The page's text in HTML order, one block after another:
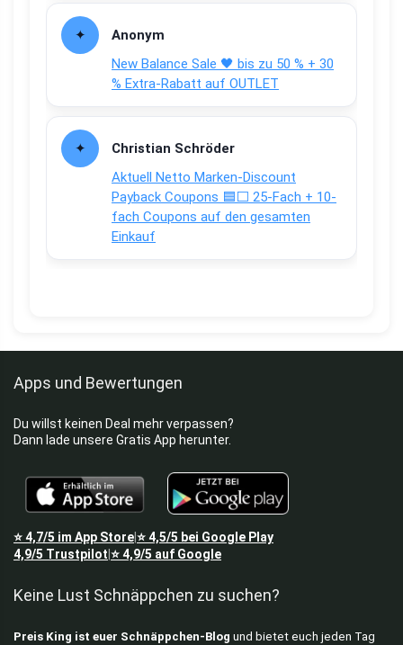
Anonym
New Balance Sale 🖤 bis zu 50 % + 30
% Extra-Rabatt auf OUTLET
Christian Schröder
Aktuell Netto Marken-Discount
Payback Coupons 🟦⬜ 25-Fach + 10-
fach Coupons auf den gesamten
Einkauf
Apps und Bewertungen
Du willst keinen Deal mehr verpassen?
Dann lade unsere Gratis App herunter.
⭐4,7/5 im App Store⭐4,5/5 bei Google Play
4,9/5 Trustpilot ⭐4,9/5 auf Google
Keine Lust Schnäppchen zu suchen?
Preis King ist euer Schnäppchen-Blog und bietet euch jeden Tag